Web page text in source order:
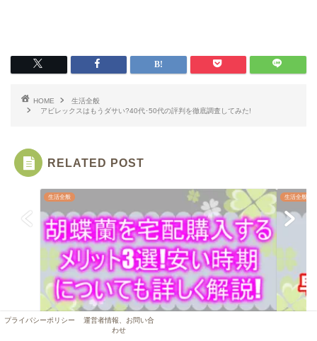
HOME
生活全般
アビレックスはもうダサい?40代･50代の評判を徹底調査してみた!
RELATED POST
生活全般
胡蝶蘭を宅配購入するメリット3選!安い時期について
生活全般
プライバシーポリシー
運営者情報、お問い合
わせ